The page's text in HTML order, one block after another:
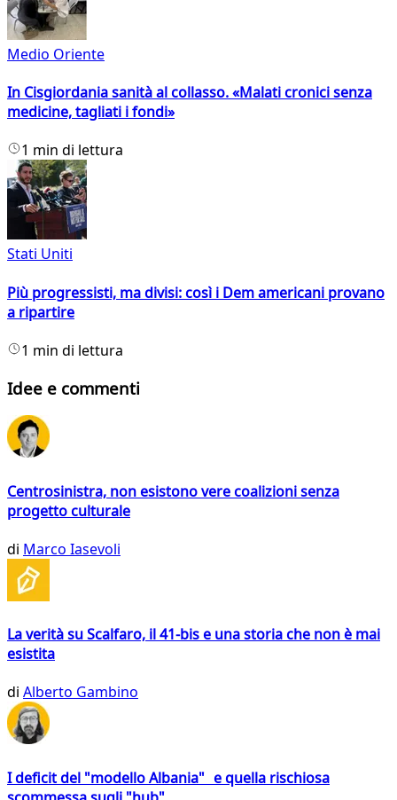
Medio Oriente
In Cisgiordania sanità al collasso. «Malati cronici senza
medicine, tagliati i fondi»
1 min di lettura
Stati Uniti
Più progressisti, ma divisi: così i Dem americani provano
a ripartire
1 min di lettura
Idee e commenti
Centrosinistra, non esistono vere coalizioni senza
progetto culturale
di Marco Iasevoli
La verità su Scalfaro, il 41-bis e una storia che non è mai
esistita
di Alberto Gambino
I deficit del "modello Albania" e quella rischiosa